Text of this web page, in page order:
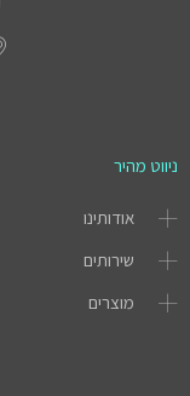
ניווט מהיר
אודותינו
שירותים
מוצרים